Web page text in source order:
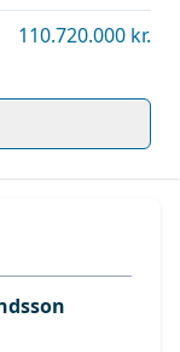
110.720.000 kr.